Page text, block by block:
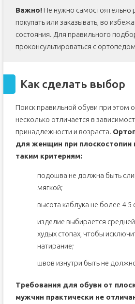
Важно!Не нужно самостоятельно
покупать или заказывать, во
состояния. Для правильного
проконсультироваться с
Как сделать выбор
Поиск правильной обуви при этом
несколько отличается в
принадлежности и возраста.
для женщин при плоскостопии
таким критериям:
подошва не должна быть
мягкой;
высота каблука не более 4-5
изделие выбирается
худых стопах, чтобы
натирание;
швов изнутри быть не
Требования для обуви от
мужчин практически не